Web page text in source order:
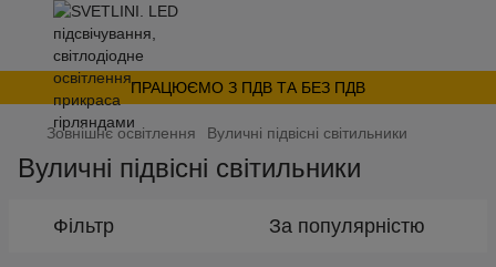
ПРАЦЮЄМО З ПДВ ТА БЕЗ ПДВ
Зовнішнє освітлення Вуличні підвісні світильники
Вуличні підвісні світильники
Фільтр За популярністю